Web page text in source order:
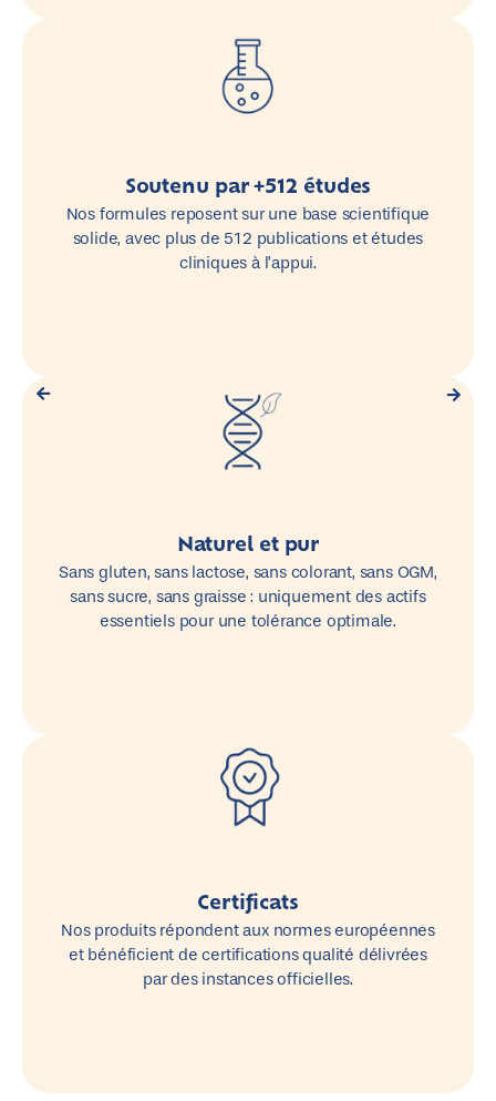
Soutenu par +512 études
Nos formules reposent sur une base scientifique
solide, avec plus de 512 publications et études
cliniques à l’appui.
Naturel et pur
Sans gluten, sans lactose, sans colorant, sans OGM,
sans sucre, sans graisse : uniquement des actifs
essentiels pour une tolérance optimale.
Certificats
Nos produits répondent aux normes européennes
et bénéficient de certifications qualité délivrées
par des instances officielles.